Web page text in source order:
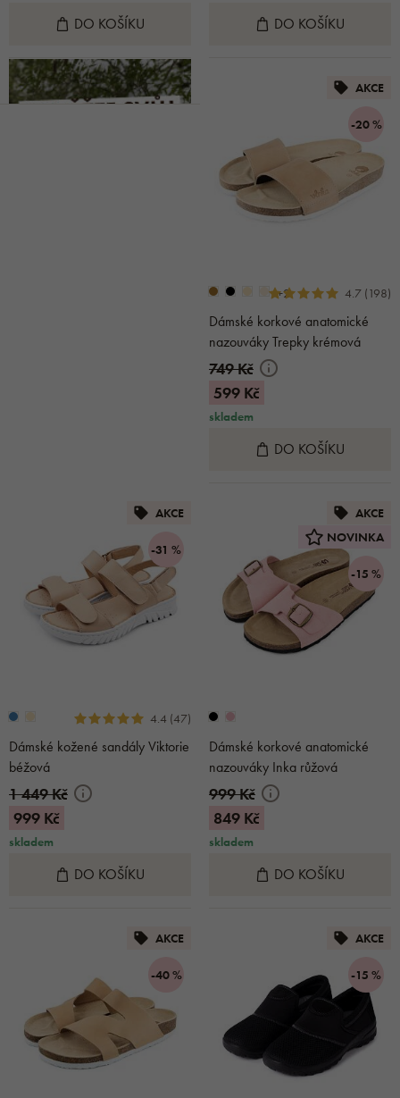
DO KOŠÍKU DO KOŠÍKU
AKCE
-20 %
+2 4.7 (198)
Dámské korkové anatomické
nazouváky Trepky krémová
749 Kč
599 Kč
skladem
DO KOŠÍKU
AKCE
-31 %
4.4 (47)
Dámské kožené sandály Viktorie
béžová
1 449 Kč
999 Kč
skladem
DO KOŠÍKU
AKCE
NOVINKA
-15 %
Dámské korkové anatomické
nazouváky Inka růžová
999 Kč
849 Kč
skladem
DO KOŠÍKU
AKCE
-40 %
AKCE
-15 %